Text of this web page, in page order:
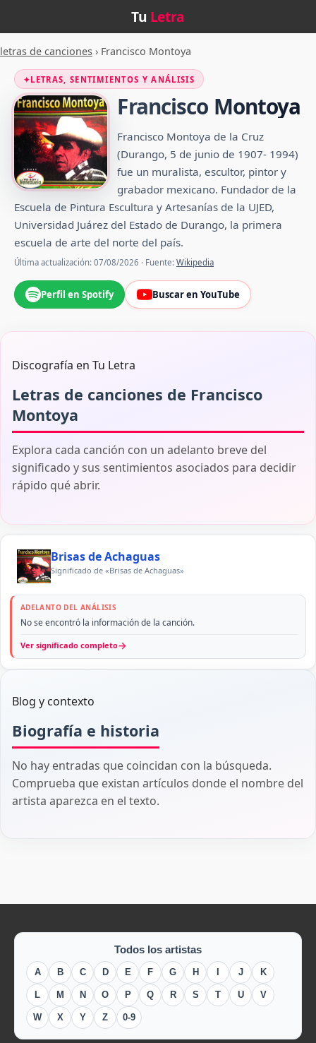
Tu Letra
letras de canciones › Francisco Montoya
✦LETRAS, SENTIMIENTOS Y ANÁLISIS
Francisco Montoya
Francisco Montoya de la Cruz
(Durango, 5 de junio de 1907- 1994)
fue un muralista, escultor, pintor y
grabador mexicano. Fundador de la
Escuela de Pintura Escultura y Artesanías de la UJED,
Universidad Juárez del Estado de Durango, la primera
escuela de arte del norte del país.
Última actualización: 07/08/2026 · Fuente: Wikipedia
Perfil en Spotify Buscar en YouTube
Discografía en Tu Letra
Letras de canciones de Francisco
Montoya
Explora cada canción con un adelanto breve del
significado y sus sentimientos asociados para decidir
rápido qué abrir.
Brisas de Achaguas
Significado de «Brisas de Achaguas»
ADELANTO DEL ANÁLISIS
No se encontró la información de la canción.
Ver significado completo→
Blog y contexto
Biografía e historia
No hay entradas que coincidan con la búsqueda.
Comprueba que existan artículos donde el nombre del
artista aparezca en el texto.
Todos los artistas
A B C D E F G H J K
L M N O P Q R S T U V
W X Y Z 0-9